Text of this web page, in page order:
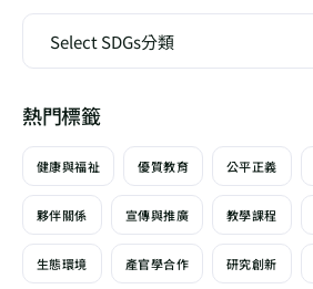
熱門標籤
健康與福祉 優質教育 公平正義
夥伴關係 宣傳與推廣 教學課程
生態環境 產官學合作 研究創新